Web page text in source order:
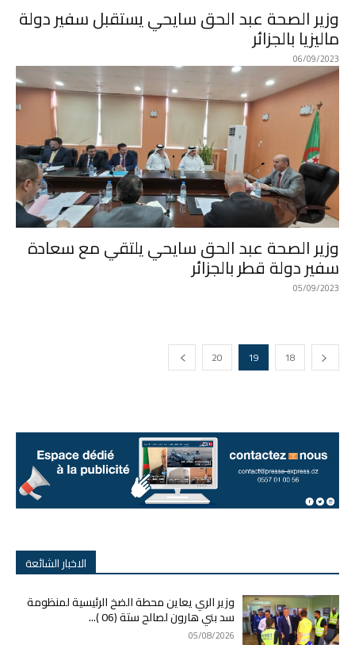
وزير الصحة عبد الحق سايحي يستقبل سفير دولة
ماليزيا بالجزائر
06/09/2023
وزير الصحة عبد الحق سايحي يلتقي مع سعادة
سفير دولة قطر بالجزائر
05/09/2023
18
19
20
الاخبار الشائعة
وزير الري يعاين محطة الضخ الرئيسية لمنظومة
سد بني هارون لصالح ستة (06 )...
05/08/2026